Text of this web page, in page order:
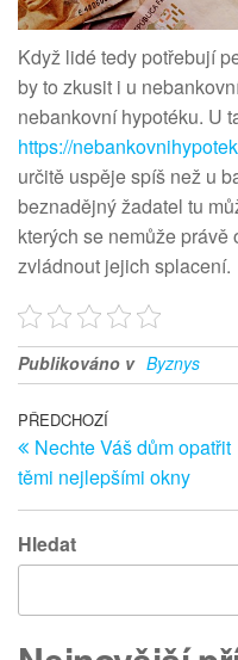
Když lidé tedy potřebují
by to zkusit i u
nebankovní hypotéku. U
https://
určitě uspěje spíš než u
beznadějný žadatel tu
kterých se nemůže
zvládnout jejich splacení.
Publikováno v Byznys
Navigace
pro
příspěvek
Předchozí
článek
PŘEDCHOZÍ
Nechte Váš dům opatřit
těmi nejlepšími okny
Hledat